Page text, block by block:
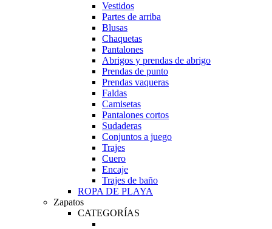
Vestidos
Partes de arriba
Blusas
Chaquetas
Pantalones
Abrigos y prendas de abrigo
Prendas de punto
Prendas vaqueras
Faldas
Camisetas
Pantalones cortos
Sudaderas
Conjuntos a juego
Trajes
Cuero
Encaje
Trajes de baño
ROPA DE PLAYA
Zapatos
CATEGORÍAS